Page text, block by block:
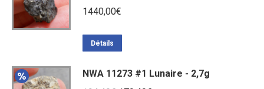
1440,00€
Détails
NWA 11273 #1 Lunaire - 2,7g